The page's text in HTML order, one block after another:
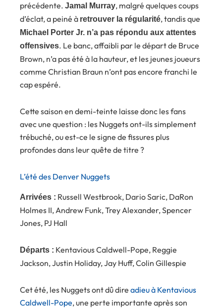
précédente. Jamal Murray, malgré quelques coups
d’éclat, a peiné à retrouver la régularité, tandis que
Michael Porter Jr. n’a pas répondu aux attentes
offensives. Le banc, affaibli par le départ de Bruce
Brown, n’a pas été à la hauteur, et les jeunes joueurs
comme Christian Braun n’ont pas encore franchi le
cap espéré.
Cette saison en demi-teinte laisse donc les fans
avec une question : les Nuggets ont-ils simplement
trébuché, ou est-ce le signe de fissures plus
profondes dans leur quête de titre ?
L’été des Denver Nuggets
Arrivées : Russell Westbrook, Dario Saric, DaRon
Holmes II, Andrew Funk, Trey Alexander, Spencer
Jones, PJ Hall
Départs : Kentavious Caldwell-Pope, Reggie
Jackson, Justin Holiday, Jay Huff, Colin Gillespie
Cet été, les Nuggets ont dû dire adieu à Kentavious
Caldwell-Pope, une perte importante après son